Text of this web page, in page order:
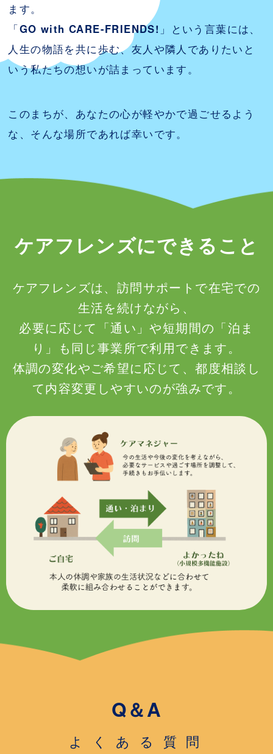
ます。
「GO with CARE-FRIENDS! 」という言葉には、
人生の物語を共に歩む、友人や隣人でありたいと
いう私たちの想いが詰まっています。
このまちが、あなたの心が軽やかで過ごせるよう
な、そんな場所であれば幸いです。
ケアフレンズにできること
ケアフレンズは、訪問サポートで在宅での
生活を続けながら、
必要に応じて「通い」や短期間の「泊ま
り」も同じ事業所で利用できます。
体調の変化やご希望に応じて、都度相談し
て内容変更しやすいのが強みです。
Q＆A
よくある質問